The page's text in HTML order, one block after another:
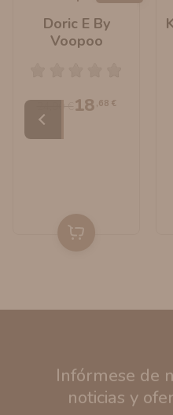
Doric E By
Voopoo
18 ,68 €
Infórmese de
noticias y